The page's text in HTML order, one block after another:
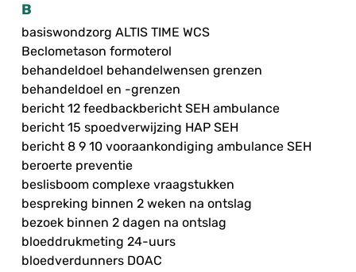
B
basiswondzorg ALTIS TIME WCS
Beclometason formoterol
behandeldoel behandelwensen grenzen
behandeldoel en -grenzen
bericht 12 feedbackbericht SEH ambulance
bericht 15 spoedverwijzing HAP SEH
bericht 8 9 10 vooraankondiging ambulance SEH
beroerte preventie
beslisboom complexe vraagstukken
bespreking binnen 2 weken na ontslag
bezoek binnen 2 dagen na ontslag
bloeddrukmeting 24-uurs
bloedverdunners DOAC